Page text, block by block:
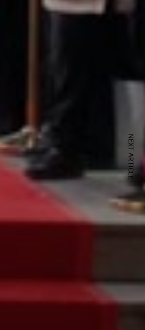
NEXT ARTICLE